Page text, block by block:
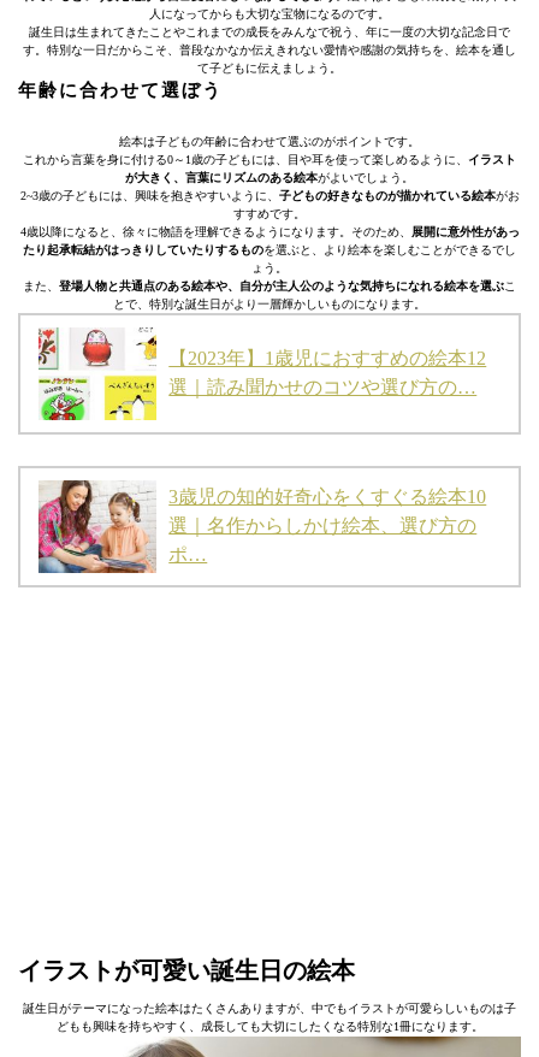
人になってからも大切な宝物になるのです。
誕生日は生まれてきたことやこれまでの成長をみんなで祝う、年に一度の大切な記念日で
す。特別な一日だからこそ、普段なかなか伝えきれない愛情や感謝の気持ちを、絵本を通し
て子どもに伝えましょう。
年齢に合わせて選ぼう
絵本は子どもの年齢に合わせて選ぶのがポイントです。
これから言葉を身に付ける0～1歳の子どもには、目や耳を使って楽しめるように、 イラスト
が大きく、言葉にリズムのある絵本がよいでしょう。
2~3歳の子どもには、興味を抱きやすいように、 子どもの好きなものが描かれている絵本がお
すすめです。
4歳以降になると、徐々に物語を理解できるようになります。そのため、
展開に意外性があっ
たり起承転結がはっきりしていたりするものを選ぶと、より絵本を楽しむことができるでし
ょう。
また、 登場人物と共通点のある絵本や、自分が主人公のような気持ちになれる絵本を選ぶこ
とで、特別な誕生日がより一層輝かしいものになります。
【2023年】1歳児におすすめの絵本12
選｜読み聞かせのコツや選び方の…
3歳児の知的好奇心をくすぐる絵本10
選｜名作からしかけ絵本、選び方の
ポ…
イラストが可愛い誕生日の絵本
誕生日がテーマになった絵本はたくさんありますが、中でもイラストが可愛らしいものは子
どもも興味を持ちやすく、成長しても大切にしたくなる特別な1冊になります。